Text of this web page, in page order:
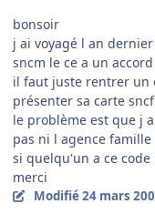
bonsoir
j ai voyagé l an
sncm le ce a un
il faut juste rentrer un
présenter sa carte
le problème est que j
pas ni l agence famille
si quelqu'un a ce
merci
Modifié24 mars